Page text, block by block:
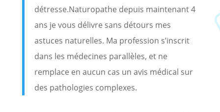
détresse.Naturopathe depuis maintenant 4
ans je vous délivre sans détours mes
astuces naturelles. Ma profession s’inscrit
dans les médecines parallèles, et ne
remplace en aucun cas un avis médical sur
des pathologies complexes.